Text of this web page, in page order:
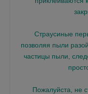
Страусиные
позволяя пыли
частицы пыли,
Пожалуйста, не